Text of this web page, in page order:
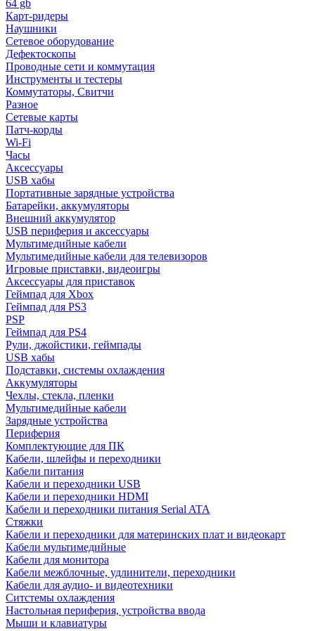
64 gb
Карт-ридеры
Наушники
Сетевое оборудование
Дефектоскопы
Проводные сети и коммутация
Инструменты и тестеры
Коммутаторы, Свитчи
Разное
Сетевые карты
Патч-корды
Wi-Fi
Часы
Аксессуары
USB хабы
Портативные зарядные устройства
Батарейки, аккумуляторы
Внешний аккумулятор
USB периферия и аксессуары
Мультимедийные кабели
Мультимедийные кабели для телевизоров
Игровые приставки, видеоигры
Аксессуары для приставок
Геймпад для Xbox
Геймпад для PS3
PSP
Геймпад для PS4
Рули, джойстики, геймпады
USB хабы
Подставки, системы охлаждения
Аккумуляторы
Чехлы, стекла, пленки
Мультимедийные кабели
Зарядные устройства
Периферия
Комплектующие для ПК
Кабели, шлейфы и переходники
Кабели питания
Кабели и переходники USB
Кабели и переходники HDMI
Кабели и переходники питания Serial ATA
Стяжки
Кабели и переходники для материнских плат и видеокарт
Кабели мультимедийные
Кабели для монитора
Кабели межблочные, удлинители, переходники
Кабели для аудио- и видеотехники
Ситстемы охлаждения
Настольная периферия, устройства ввода
Мыши и клавиатуры